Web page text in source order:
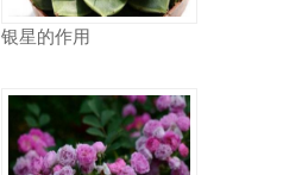
银星的作用